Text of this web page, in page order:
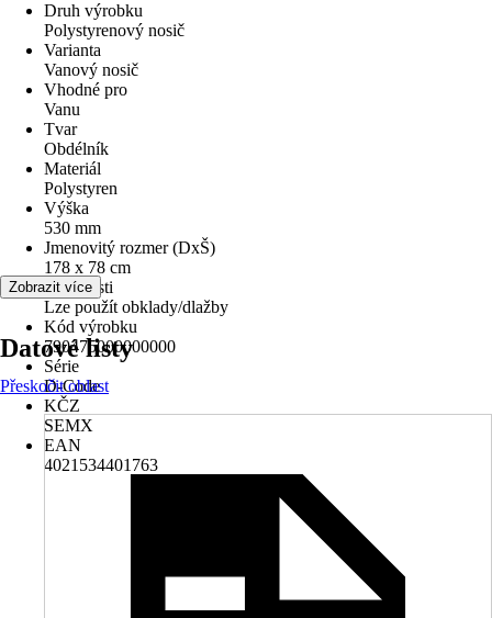
Druh výrobku
Polystyrenový nosič
Varianta
Vanový nosič
Vhodné pro
Vanu
Tvar
Obdélník
Materiál
Polystyren
Výška
530 mm
Jmenovitý rozmer (DxŠ)
178 x 78 cm
Vlastnosti
Lze použít obklady/dlažby
Kód výrobku
790475000000000
Série
D-Code
KČZ
SEMX
EAN
4021534401763
Zobrazit více
Datové listy
Přeskočit oblast